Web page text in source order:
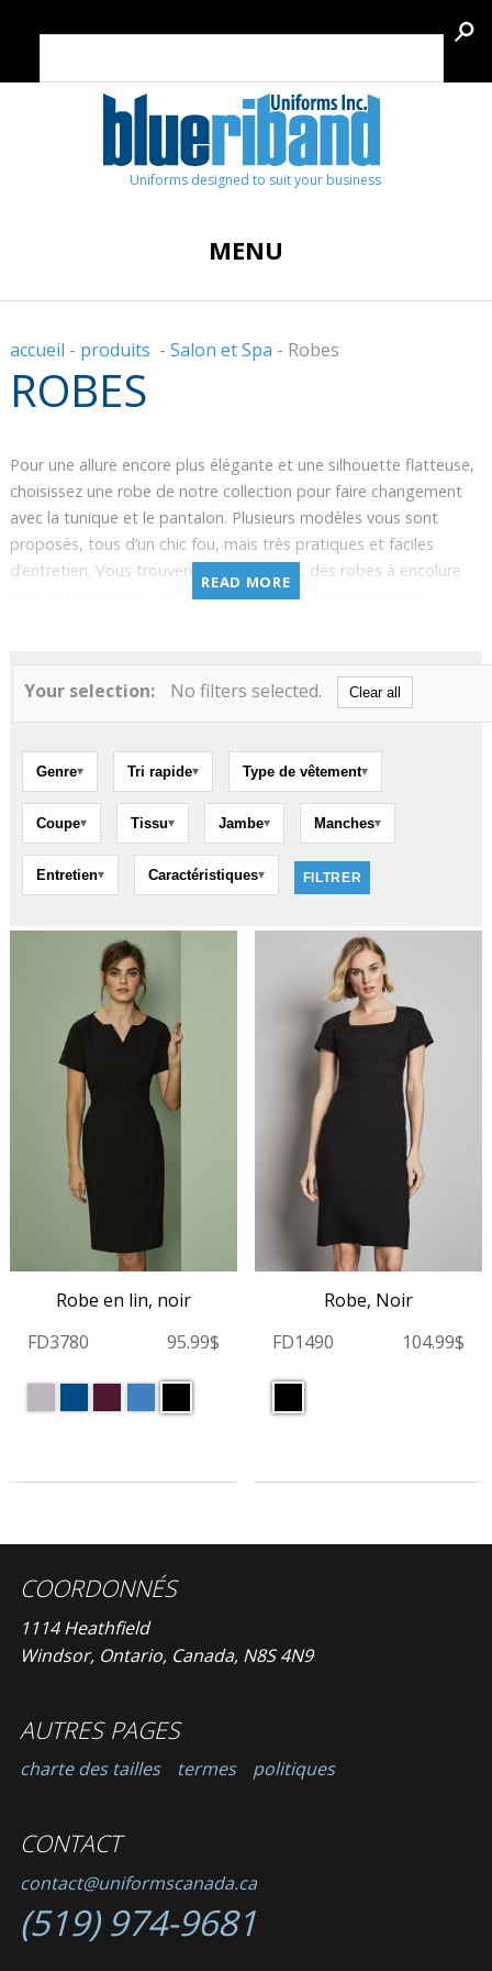
Uniforms designed to suit your business
MENU
accueil - produits - Salon et Spa - Robes
ROBES
Pour une allure encore plus élégante et une silhouette flatteuse,
choisissez une robe de notre collection pour faire changement
avec la tunique et le pantalon. Plusieurs modèles vous sont
proposés, tous d’un chic fou, mais très pratiques et faciles
d’entretien. Vous trouverez, notamment, des robes à encolure
en V à deux poches avant, en lin avec col à insertion en V
READ MORE
Robe en lin, noir
FD3780
95.99$
Robe, Noir
FD1490
104.99$
Your selection: No filters selected. Clear all
Genre▾ Tri rapide▾ Type de vêtement▾
Coupe▾ Tissu▾ Jambe▾ Manches▾
Entretien▾ Caractéristiques▾
COORDONNÉS
1114 Heathfield
Windsor, Ontario, Canada, N8S 4N9
AUTRES PAGES
charte des tailles termes politiques
CONTACT
contact@uniformscanada.ca
(519) 974-9681